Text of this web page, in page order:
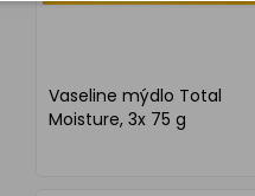
Vaseline mýdlo Total
Moisture, 3x 75 g